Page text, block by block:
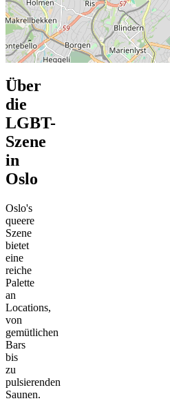
Über
die
LGBT-
Szene
in
Oslo
Oslo's
queere
Szene
bietet
eine
reiche
Palette
an
Locations,
von
gemütlichen
Bars
bis
zu
pulsierenden
Saunen.